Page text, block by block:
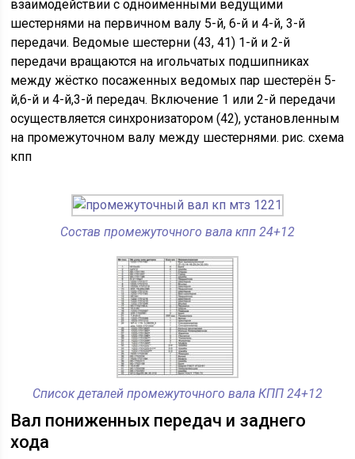
взаимодействии с одноименными ведущими
шестернями на первичном валу 5-й, 6-й и 4-й, 3-й
передачи. Ведомые шестерни (43, 41) 1-й и 2-й
передачи вращаются на игольчатых подшипниках
между жёстко посаженных ведомых пар шестерён 5-
й,6-й и 4-й,3-й передач. Включение 1 или 2-й передачи
осуществляется синхронизатором (42), установленным
на промежуточном валу между шестернями. рис. схема
кпп
Состав промежуточного вала кпп 24+12
Список деталей промежуточного вала КПП 24+12
Вал пониженных передач и заднего
хода